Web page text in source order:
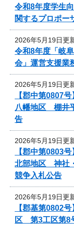
令和8年度学生
関するプロポー
2026年5月19日更
令和8年度「岐
会」運営支援業
2026年5月19日更
【郡中第0807
八幡地区 棚井
告
2026年5月19日更
【郡中第0803
北部地区 神社
競争入札公告
2026年5月19日更
【郡基第0802
区 第3工区第8